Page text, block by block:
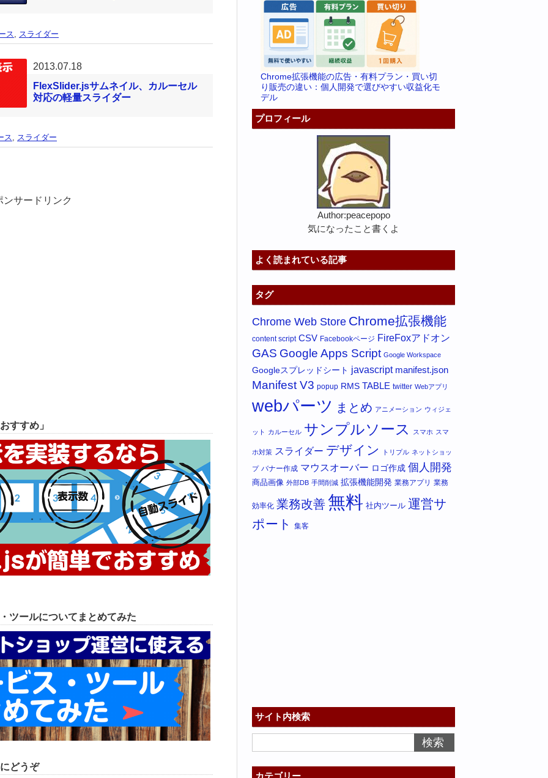
ス, スライダー
2013.07.18
FlexSlider.jsサムネイル、カルーセル
対応の軽量スライダー
ス, スライダー
ンサードリンク
すすめ」
ツールについてまとめてみた
どうぞ
Chrome拡張機能の広告・有料プラン・買い切
り販売の違い：個人開発で選びやすい収益化モ
デル
プロフィール
Author:peacepopo
気になったこと書くよ
よく読まれている記事
タグ
Chrome Web Store Chrome拡張機能
content script CSV Facebookページ FireFoxアドオン
GAS Google Apps Script Google Workspace
Googleスプレッドシート javascript manifest.json
Manifest V3 popup RMS TABLE twitter Webアプリ
webパーツ まとめ アニメーション ウィジェ
ット カルーセル サンプルソース スマホ スマ
ホ対策 スライダー デザイン トリプル ネットショッ
プ バナー作成 マウスオーバー ロゴ作成 個人開発
商品画像 外部DB 手間削減 拡張機能開発 業務アプリ 業務
効率化 業務改善無料 社内ツール 運営サ
ポート
集客
サイト内検索